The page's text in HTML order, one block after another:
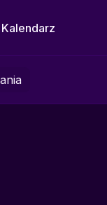
Kalendarz